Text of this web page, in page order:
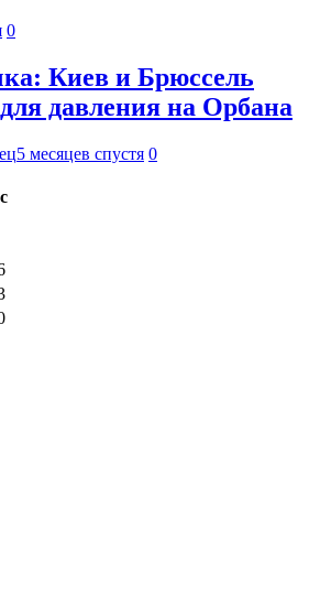
0
Киев и Брюссель
давления на Орбана
5 месяцев спустя 0